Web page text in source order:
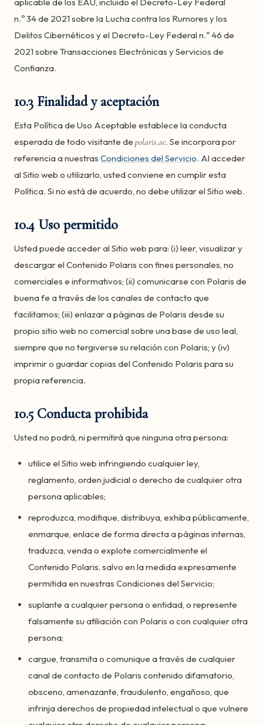
n.º 34 de 2021 sobre la Lucha contra los Rumores y los
Delitos Cibernéticos y el Decreto-Ley Federal n.º 46 de
2021 sobre Transacciones Electrónicas y Servicios de
Confianza.
10.3 Finalidad y aceptación
Esta Política de Uso Aceptable establece la conducta
esperada de todo visitante de polaris.ae. Se incorpora por
referencia a nuestras Condiciones del Servicio. Al acceder
al Sitio web o utilizarlo, usted conviene en cumplir esta
Política. Si no está de acuerdo, no debe utilizar el Sitio web.
10.4 Uso permitido
Usted puede acceder al Sitio web para: (i) leer, visualizar y
descargar el Contenido Polaris con fines personales, no
comerciales e informativos; (ii) comunicarse con Polaris de
buena fe a través de los canales de contacto que
facilitamos; (iii) enlazar a páginas de Polaris desde su
propio sitio web no comercial sobre una base de uso leal,
siempre que no tergiverse su relación con Polaris; y (iv)
imprimir o guardar copias del Contenido Polaris para su
propia referencia.
10.5 Conducta prohibida
Usted no podrá, ni permitirá que ninguna otra persona:
utilice el Sitio web infringiendo cualquier ley,
reglamento, orden judicial o derecho de cualquier otra
persona aplicables;
reproduzca, modifique, distribuya, exhiba públicamente,
enmarque, enlace de forma directa a páginas internas,
traduzca, venda o explote comercialmente el
Contenido Polaris, salvo en la medida expresamente
permitida en nuestras Condiciones del Servicio;
suplante a cualquier persona o entidad, o represente
falsamente su afiliación con Polaris o con cualquier otra
persona;
cargue, transmita o comunique a través de cualquier
canal de contacto de Polaris contenido difamatorio,
obsceno, amenazante, fraudulento, engañoso, que
infrinja derechos de propiedad intelectual o que vulnere